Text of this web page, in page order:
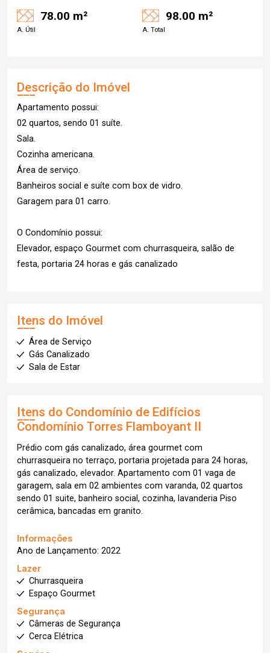
78.00 m²
A. Útil
98.00 m²
A. Total
Descrição do Imóvel
Apartamento possui:
02 quartos, sendo 01 suíte.
Sala.
Cozinha americana.
Área de serviço.
Banheiros social e suíte com box de vidro.
Garagem para 01 carro.
O Condomínio possui:
Elevador, espaço Gourmet com churrasqueira, salão de
festa, portaria 24 horas e gás canalizado
Itens do Imóvel
Área de Serviço
Gás Canalizado
Sala de Estar
Itens do Condomínio de Edifícios
Condomínio Torres Flamboyant II
Prédio com gás canalizado, área gourmet com
churrasqueira no terraço, portaria projetada para 24 horas,
gás canalizado, elevador. Apartamento com 01 vaga de
garagem, sala em 02 ambientes com varanda, 02 quartos
sendo 01 suite, banheiro social, cozinha, lavanderia Piso
cerâmica, bancadas em granito.
Informações
Ano de Lançamento: 2022
Lazer
Churrasqueira
Espaço Gourmet
Segurança
Câmeras de Segurança
Cerca Elétrica